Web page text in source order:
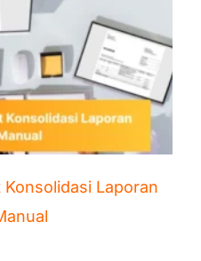
Konsolidasi Laporan